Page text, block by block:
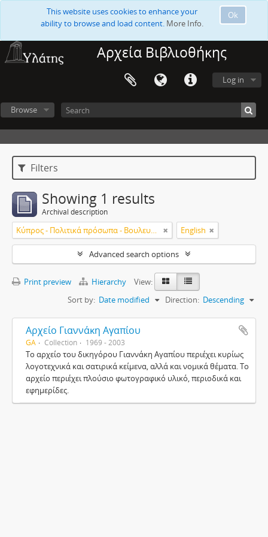
Ok
This website uses cookies to enhance your
ability to browse and load content. More Info.
Αρχεία Βιβλιοθήκης
Log in
Browse
Filters
Showing 1 results
Archival description
Κύπρος - Πολιτικά πρόσωπα - Βουλευτές English
Advanced search options
Print preview Hierarchy
View:
Sort by: Date modified Direction: Descending
Αρχείο Γιαννάκη Αγαπίου
GA Collection 1969 - 2003
Το αρχείο του δικηγόρου Γιαννάκη Αγαπίου περιέχει κυρίως
λογοτεχνικά και σατιρικά κείμενα, αλλά και νομικά θέματα. Το
αρχείο περιέχει πλούσιο φωτογραφικό υλικό, περιοδικά και
εφημερίδες.